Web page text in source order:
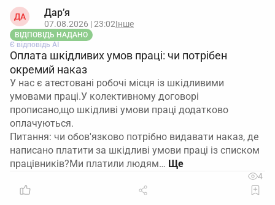
ДА Дар’я
07.08.2026 | 23:02Інше
ВІДПОВІДЬ НАДАНО
Є відповідь АІ
Оплата шкідливих умов праці: чи потрібен
окремий наказ
У нас є атестовані робочі місця із шкідливими
умовами праці.У колективному договорі
прописано,що шкідливі умови праці додатково
оплачуються.
Питання: чи обов'язково потрібно видавати наказ, де
написано платити за шкідливі умови праці із списком
працівників?Ми платили людям…
4